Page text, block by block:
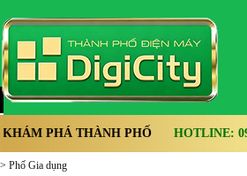
KHÁM PHÁ THÀNH PHỐ HOTLINE:
Phố Gia dụng